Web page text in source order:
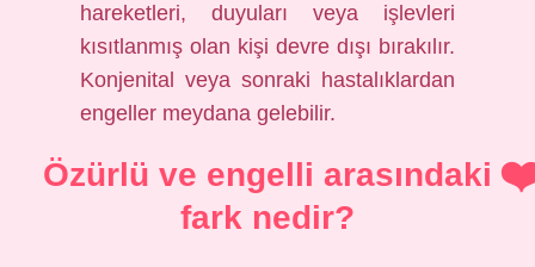
hareketleri, duyuları veya işlevleri
kısıtlanmış olan kişi devre dışı bırakılır.
Konjenital veya sonraki hastalıklardan
engeller meydana gelebilir.
Özürlü ve engelli arasındaki
fark nedir?